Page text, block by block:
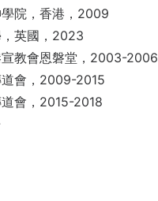
院，香港，2009
英國，2023
教會恩磐堂，2003-2006
會，2009-2015
會，2015-2018